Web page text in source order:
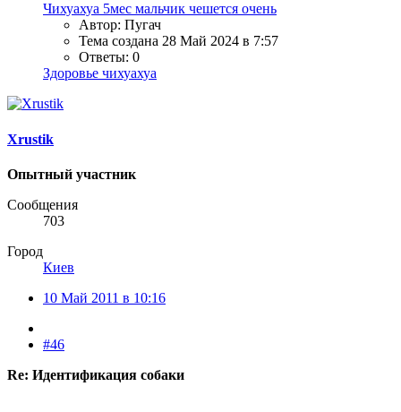
Чихуахуа 5мес мальчик чешется очень
Автор: Пугач
Тема создана 28 Май 2024 в 7:57
Ответы: 0
Здоровье чихуахуа
Xrustik
Опытный участник
Сообщения
703
Город
Киев
10 Май 2011 в 10:16
#46
Re: Идентификация собаки